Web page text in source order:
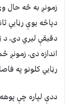
زمونږ به څه
اندازه دی، زمونږ
رڼايي کلونو په
ددې لپاره چې